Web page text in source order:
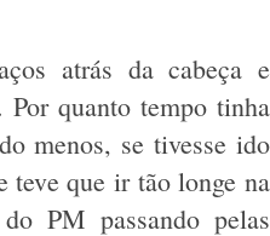
atrás da cabeça e
Por quanto tempo tinha
menos, se tivesse ido
teve que ir tão longe na
PM passando pelas